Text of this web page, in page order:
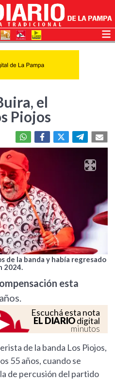
el
Piojos
de la banda y había regresado
2024.
esta
Escuchá esta nota
EL DIARIOdigital
minutos
de la banda Los Piojos,
55 años, cuando se
de percusión del partido